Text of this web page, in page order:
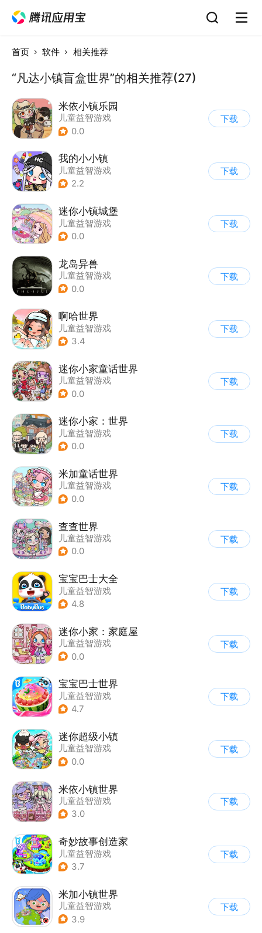
首页 软件 相关推荐
“凡达小镇盲盒世界”的相关推荐(27)
米依小镇乐园
儿童益智游戏
0.0
下载
我的小小镇
儿童益智游戏
2.2
下载
迷你小镇城堡
儿童益智游戏
0.0
下载
龙岛异兽
儿童益智游戏
0.0
下载
啊哈世界
儿童益智游戏
3.4
下载
迷你小家童话世界
儿童益智游戏
0.0
下载
迷你小家：世界
儿童益智游戏
0.0
下载
米加童话世界
儿童益智游戏
0.0
下载
查查世界
儿童益智游戏
0.0
下载
宝宝巴士大全
儿童益智游戏
| 启蒙早教
4.8
下载
迷你小家：家庭屋
儿童益智游戏
0.0
下载
宝宝巴士世界
儿童益智游戏
4.7
下载
迷你超级小镇
儿童益智游戏
0.0
下载
米依小镇世界
儿童益智游戏
3.0
下载
奇妙故事创造家
儿童益智游戏
3.7
下载
米加小镇世界
儿童益智游戏
3.9
下载